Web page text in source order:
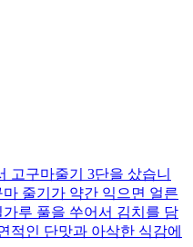
고구마줄기 3단을 샀습니
줄기가 약간 익으면 얼른
루 풀을 쑤어서 김치를 담
적인 단맛과 아삭한 식감에